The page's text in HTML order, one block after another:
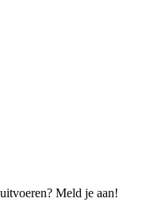
Meld je aan!